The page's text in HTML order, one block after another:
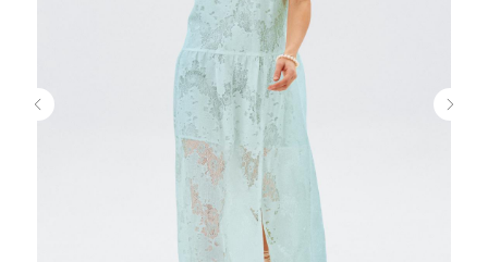
Сайт носит исключительно информационный характер. Информация
о моделях предоставляется для справки и не является публичной
офертой. Приобретение товара в розницу либо оформление заказа
на его приобретение возможно только у наших партнёров